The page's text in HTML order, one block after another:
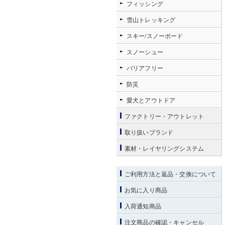
フィッシング
雪山トレッキング
スキー/スノーボード
スノーシュー
バリアフリー
防災
愛犬とアウトドア
ファクトリー・アウトレット
取り扱いブランド
素材・レイヤリングシステム
ご利用方法と返品・交換について
お気に入り商品
入荷通知商品
注文商品の確認・キャンセル